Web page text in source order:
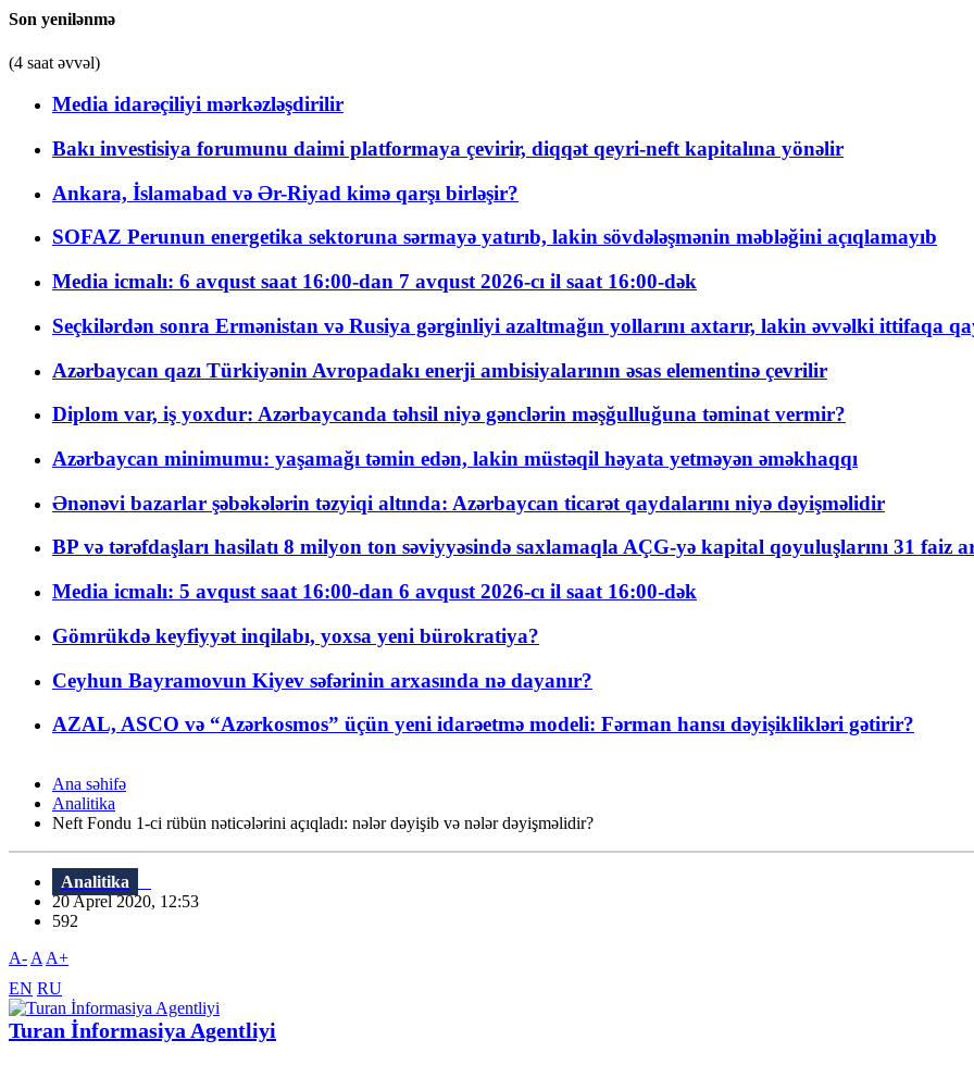
Son yenilənmə
(4 saat əvvəl)
Media idarəçiliyi mərkəzləşdirilir
Bakı investisiya forumunu daimi platformaya çevirir, diqqət qeyri-neft kapitalına yönəlir
Ankara, İslamabad və Ər-Riyad kimə qarşı birləşir?
SOFAZ Perunun energetika sektoruna sərmayə yatırıb, lakin sövdələşmənin məbləğini açıqlamayıb
Media icmalı: 6 avqust saat 16:00-dan 7 avqust 2026-cı il saat 16:00-dək
Seçkilərdən sonra Ermənistan və Rusiya gərginliyi azaltmağın yollarını axtarır, lakin əvvəlki ittifaqa
Azərbaycan qazı Türkiyənin Avropadakı enerji ambisiyalarının əsas elementinə çevrilir
Diplom var, iş yoxdur: Azərbaycanda təhsil niyə gənclərin məşğulluğuna təminat vermir?
Azərbaycan minimumu: yaşamağı təmin edən, lakin müstəqil həyata yetməyən əməkhaqqı
Ənənəvi bazarlar şəbəkələrin təzyiqi altında: Azərbaycan ticarət qaydalarını niyə dəyişməlidir
BP və tərəfdaşları hasilatı 8 milyon ton səviyyəsində saxlamaqla AÇG-yə kapital qoyuluşlarını 31 faiz
Media icmalı: 5 avqust saat 16:00-dan 6 avqust 2026-cı il saat 16:00-dək
Gömrükdə keyfiyyət inqilabı, yoxsa yeni bürokratiya?
Ceyhun Bayramovun Kiyev səfərinin arxasında nə dayanır?
AZAL, ASCO və “Azərkosmos” üçün yeni idarəetmə modeli: Fərman hansı dəyişiklikləri gətirir?
Ana səhifə
Analitika
Neft Fondu 1-ci rübün nəticələrini açıqladı: nələr dəyişib və nələr dəyişməlidir?
Analitika
20 Aprel 2020, 12:53
592
A- A A+
EN RU
Turan İnformasiya Agentliyi